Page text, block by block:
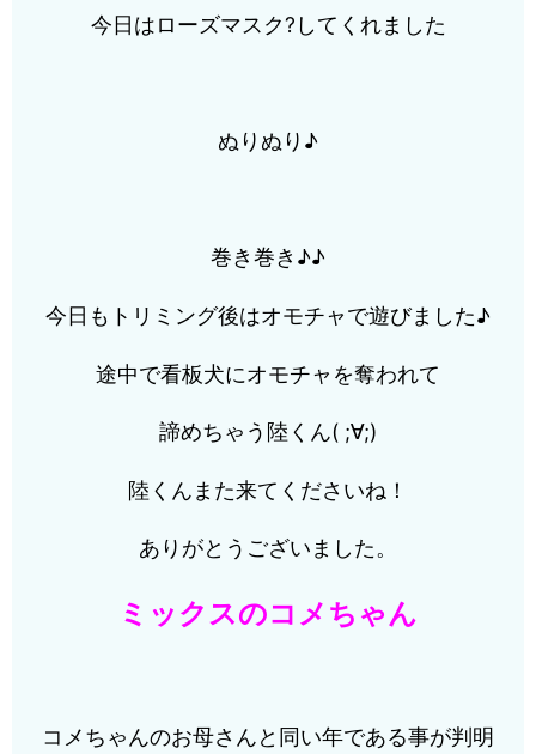
今日はローズマスク?してくれました
ぬりぬり♪
巻き巻き♪♪
今日もトリミング後はオモチャで遊びました♪
途中で看板犬にオモチャを奪われて
諦めちゃう陸くん( ;∀;)
陸くんまた来てくださいね！
ありがとうございました。
ミックスのコメちゃん
コメちゃんのお母さんと同い年である事が判明